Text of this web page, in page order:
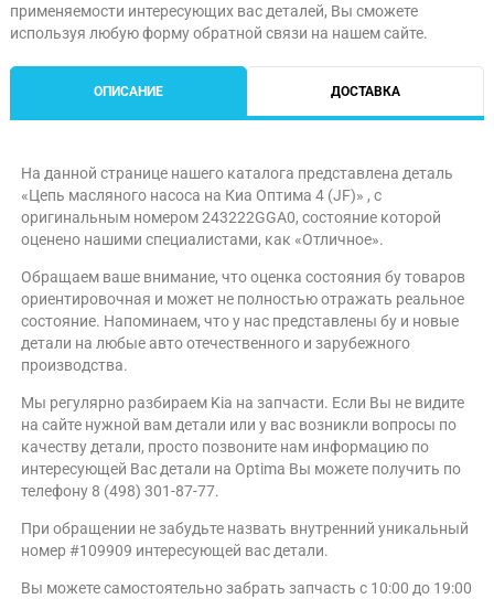
применяемости интересующих вас деталей, Вы сможете
используя любую форму обратной связи на нашем сайте.
ОПИСАНИЕ ДОСТАВКА
На данной странице нашего каталога представлена деталь
«Цепь масляного насоса на Киа Оптима 4 (JF)» , с
оригинальным номером 243222GGA0, состояние которой
оценено нашими специалистами, как «Отличное».
Обращаем ваше внимание, что оценка состояния бу товаров
ориентировочная и может не полностью отражать реальное
состояние. Напоминаем, что у нас представлены бу и новые
детали на любые авто отечественного и зарубежного
производства.
Мы регулярно разбираем Kia на запчасти. Если Вы не видите
на сайте нужной вам детали или у вас возникли вопросы по
качеству детали, просто позвоните нам информацию по
интересующей Вас детали на Optima Вы можете получить по
телефону 8 (498) 301-87-77.
При обращении не забудьте назвать внутренний уникальный
номер #109909 интересующей вас детали.
Вы можете самостоятельно забрать запчасть с 10:00 до 19:00